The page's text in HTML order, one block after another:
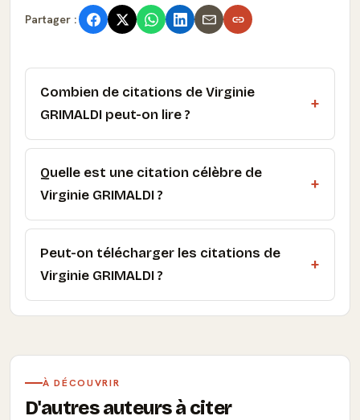
Partager :
Combien de citations de Virginie
GRIMALDI peut-on lire ?
Quelle est une citation célèbre de
Virginie GRIMALDI ?
Peut-on télécharger les citations de
Virginie GRIMALDI ?
À DÉCOUVRIR
D'autres auteurs à citer